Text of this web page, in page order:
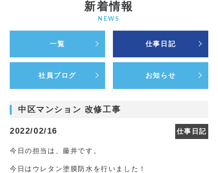
新着情報
NEWS
一覧 仕事日記
社員ブログ お知らせ
中区マンション 改修工事
2022/02/16 仕事日記
今日の担当は、藤井です。
今日はウレタン塗膜防水を行いました！